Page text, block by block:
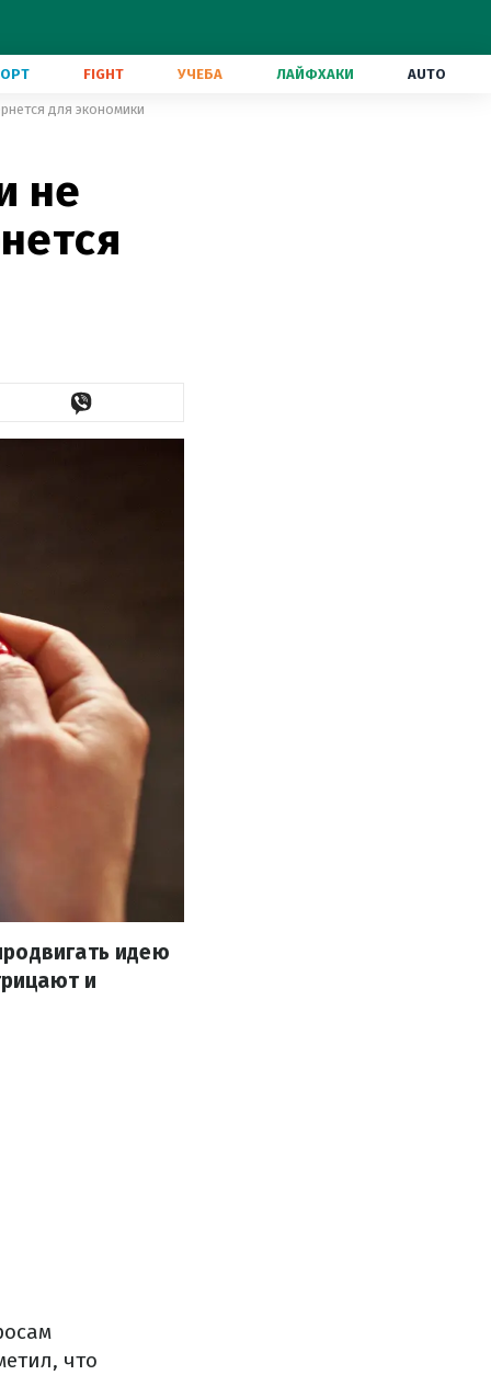
FIGHT УЧЕБА ЛАЙФХАКИ AUTO
для экономики
не
идею
и
что